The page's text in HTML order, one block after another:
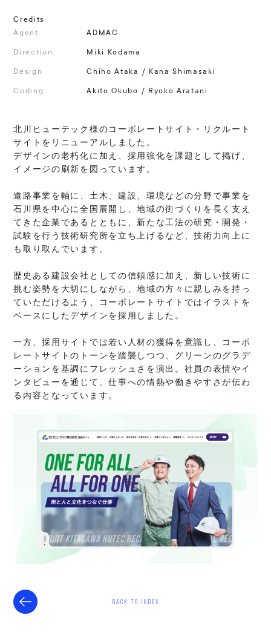
Credits
Agent
ADMAC
Direction Miki Kodama
Design Chiho Ataka / Kana Shimasaki
Coding Akito Okubo / Ryoko Aratani
北川ヒューテック様のコーポレートサイト・リクルート
サイトをリニューアルしました。
デザインの老朽化に加え、採用強化を課題として掲げ、
イメージの刷新を図っています。
道路事業を軸に、土木、建設、環境などの分野で事業を
石川県を中心に全国展開し、地域の街づくりを長く支え
てきた企業であるとともに、新たな工法の研究・開発・
試験を行う技術研究所を立ち上げるなど、技術力向上に
も取り取んでいます。
歴史ある建設会社としての信頼感に加え、新しい技術に
挑む姿勢を大切にしながら、地域の方々に親しみを持っ
ていただけるよう、コーポレートサイトではイラストを
ベースにしたデザインを採用しました。
一方、採用サイトでは若い人材の獲得を意識し、コーポ
レートサイトのトーンを踏襲しつつ、グリーンのグラデ
ーションを基調にフレッシュさを演出。社員の表情やイ
ンタビューを通じて、仕事への情熱や働きやすさが伝わ
る内容となっています。
BACK TO INDEX